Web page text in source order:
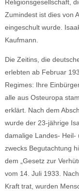
Religionsgesellschaft,
Zumindest ist dies von
eingeschult wurde.
Kaufmann.
Die Zeitins, die
erlebten ab Februar
Regimes: Ihre
alle aus Osteuropa
erklärt. Nach dem
wurde der 23-jährige
damalige Landes- Heil-
zwecks Begutachtung
dem „Gesetz zur
vom 14. Juli 1933.
Kraft trat, wurden